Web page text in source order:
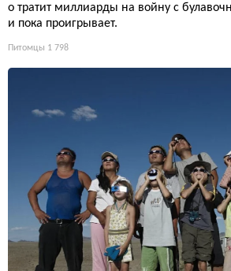
о тратит миллиарды на войну с
и пока проигрывает.
Питомцы 1 798